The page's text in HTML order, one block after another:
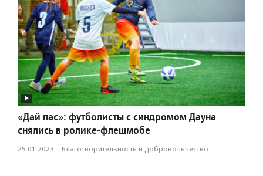
«Дай пас»: футболисты с синдромом Дауна
снялись в ролике-флешмобе
25.01.2023 · Благотвори­тель­ность и доброволь­чест­во